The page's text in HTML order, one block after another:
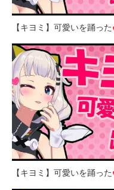
【キヨミ】可愛いを踊った
【キヨミ】可愛いを踊った